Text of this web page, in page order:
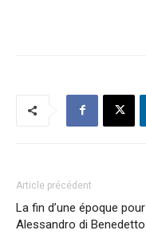
Article précédent
La fin d’une époque pour
Alessandro di Benedetto